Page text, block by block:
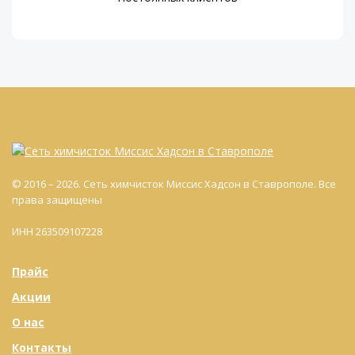
© 2016 – 2026. Сеть химчисток Миссис Хадсон в Ставрополе. Все
права защищены
ИНН 263509107228
Прайс
Акции
О нас
Контакты